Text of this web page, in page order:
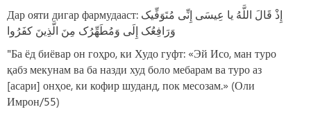
Дар ояти дигар фармудааст: إِذْ قَالَ اللَّهُ یا عِیسَى إِنِّی مُتَوَفِّیک
وَرَافِعُک إِلَی وَمُطَهِّرُک مِنَ الَّذِینَ کفَرُوا
"Ба ёд биёвар он гоҳро, ки Худо гуфт: «Эй Исо, ман туро
қабз мекунам ва ба назди худ боло мебарам ва туро аз
[асари] онҳое, ки кофир шуданд, пок месозам.» (Оли
Имрон/55)